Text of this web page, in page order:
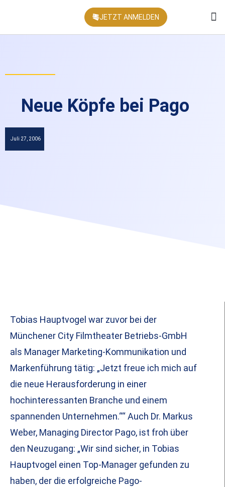
JETZT ANMELDEN
Neue Köpfe bei Pago
Juli 27, 2006
Tobias Hauptvogel war zuvor bei der
Münchener City Filmtheater Betriebs-GmbH
als Manager Marketing-Kommunikation und
Markenführung tätig: „Jetzt freue ich mich auf
die neue Herausforderung in einer
hochinteressanten Branche und einem
spannenden Unternehmen.““ Auch Dr. Markus
Weber, Managing Director Pago, ist froh über
den Neuzugang: „Wir sind sicher, in Tobias
Hauptvogel einen Top-Manager gefunden zu
haben, der die erfolgreiche Pago-